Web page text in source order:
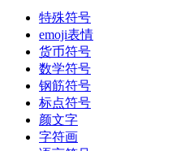
特殊符号
emoji表情
货币符号
数学符号
钢筋符号
标点符号
颜文字
字符画